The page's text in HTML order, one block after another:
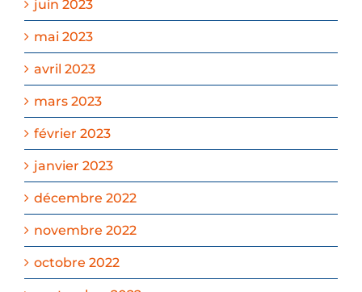
juin 2023
mai 2023
avril 2023
mars 2023
février 2023
janvier 2023
décembre 2022
novembre 2022
octobre 2022